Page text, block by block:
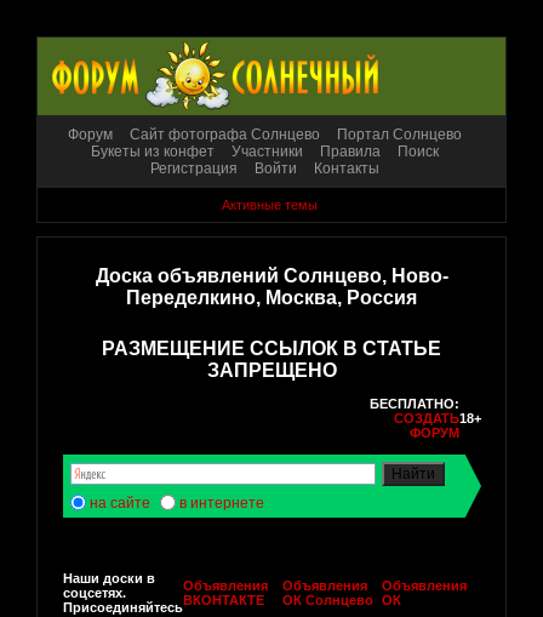
Форум Сайт фотографа Солнцево
Портал Солнцево
Букеты из конфет
Участники Правила
Поиск
Регистрация
Войти Контакты
Активные темы
Доска объявлений Солнцево, Ново-
Переделкино, Москва, Россия
РАЗМЕЩЕНИЕ ССЫЛОК В СТАТЬЕ
ЗАПРЕЩЕНО
БЕСПЛАТНО:
СОЗДАТЬ
ФОРУМ
18+
на сайте в интернете
Наши доски в
соцсетях.
Присоединяйтесь
Объявления
ВКОНТАКТЕ
Объявления
ОК Солнцево
Объявления
ОК